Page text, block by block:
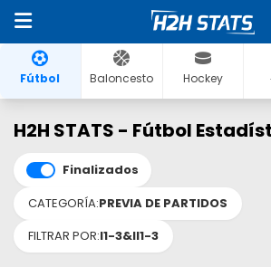
Fútbol Baloncesto Hockey
H2H STATS - Fútbol
Finalizados
CATEGORÍA:PREVIA DE PARTIDOS
FILTRAR POR:I1-3&II1-3